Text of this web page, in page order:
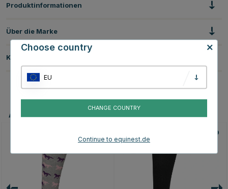
Produktinformationen
Über die Marke
Kundenbewertungen
Andere Produkte, die Ihnen gefallen könnten
20
Choose country
EU
CHANGE COUNTRY
Continue to equinest.de